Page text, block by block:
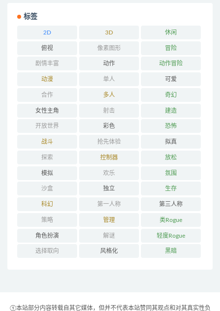
标签
2D 3D 休闲
俯视 像素图形 冒险
剧情丰富 动作 动作冒险
动漫 单人 可爱
合作 多人 奇幻
女性主角 射击 建造
开放世界 彩色 恐怖
战斗 抢先体验 拟真
探索 控制器 放松
模拟 欢乐 氛围
沙盒 独立 生存
科幻 第一人称 第三人称
策略 管理 类Rogue
角色扮演 解谜 轻度Rogue
选择取向 风格化 黑暗
①本站部分内容转载自其它媒体，但并不代表本站赞同其观点和对其真实性负